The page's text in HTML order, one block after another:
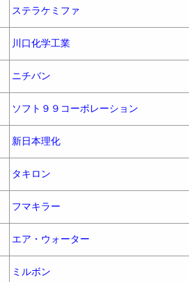
ステラケミファ
川口化学工業
ニチバン
ソフト９９コーポレーション
新日本理化
タキロン
フマキラー
エア・ウォーター
ミルボン